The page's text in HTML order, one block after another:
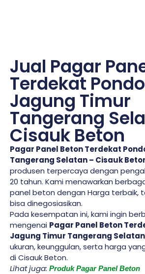
Jual Pagar
Terdekat
Jagung Timur
Tangerang
Cisauk Beton
Pagar Panel Beton Terdekat
Tangerang Selatan – Cisauk
produsen terpercaya dengan
20 tahun. Kami menawarkan
panel beton dengan Harga terbaik,
bisa dinegosiasikan.
Pada kesempatan ini, kami ingin
mengenai Pagar Panel Beton
Jagung Timur Tangerang Selatan
ukuran, keunggulan, serta harga
di Cisauk Beton.
Lihat juga: Produk Pagar Panel Beton